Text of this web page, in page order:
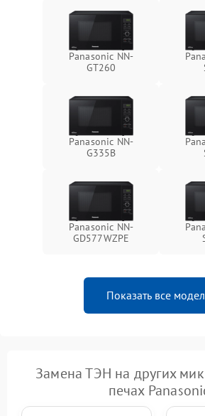
Panasonic NN-
GT260
Panasonic NN-
G335B
Panasonic NN-
GD577WZPE
Показать все
Замена ТЭН на других
печах